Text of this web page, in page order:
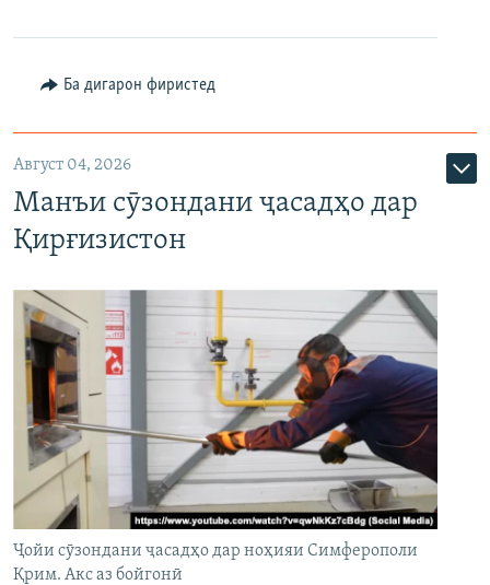
Ба дигарон фиристед
Август 04, 2026
Манъи сӯзондани ҷасадҳо дар
Қирғизистон
Ҷойи сӯзондани ҷасадҳо дар ноҳияи Симферополи
Қрим. Акс аз бойгонӣ